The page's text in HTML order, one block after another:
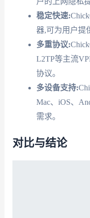
稳定快速:
器,可为用户提
多重协议:
L2TP等主流
协议。
多设备支持:
Mac、iOS、
需求。
对比与结论